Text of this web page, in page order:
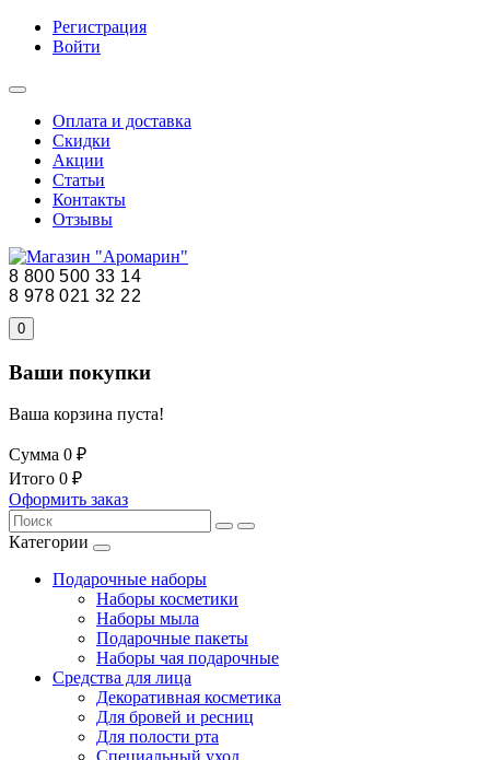
Регистрация
Войти
Оплата и доставка
Скидки
Акции
Статьи
Контакты
Отзывы
8 800 500 33 14
8 978 021 32 22
0
Ваши покупки
Ваша корзина пуста!
Сумма 0 ₽
Итого 0 ₽
Оформить заказ
Категории
Подарочные наборы
Наборы косметики
Наборы мыла
Подарочные пакеты
Наборы чая подарочные
Средства для лица
Декоративная косметика
Для бровей и ресниц
Для полости рта